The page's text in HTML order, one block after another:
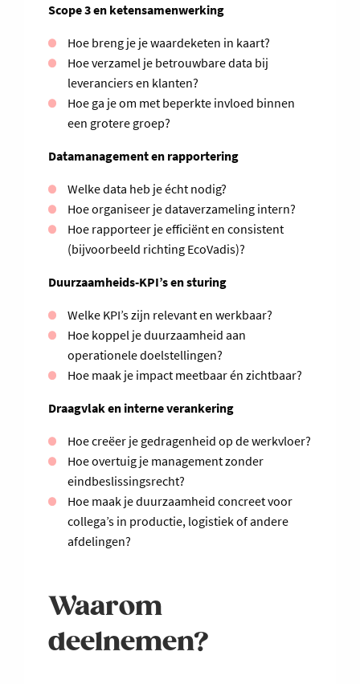
Scope 3 en ketensamenwerking
Hoe breng je je waardeketen in kaart?
Hoe verzamel je betrouwbare data bij
leveranciers en klanten?
Hoe ga je om met beperkte invloed binnen
een grotere groep?
Datamanagement en rapportering
Welke data heb je écht nodig?
Hoe organiseer je dataverzameling intern?
Hoe rapporteer je efficiënt en consistent
(bijvoorbeeld richting EcoVadis)?
Duurzaamheids-KPI’s en sturing
Welke KPI’s zijn relevant en werkbaar?
Hoe koppel je duurzaamheid aan
operationele doelstellingen?
Hoe maak je impact meetbaar én zichtbaar?
Draagvlak en interne verankering
Hoe creëer je gedragenheid op de werkvloer?
Hoe overtuig je management zonder
eindbeslissingsrecht?
Hoe maak je duurzaamheid concreet voor
collega’s in productie, logistiek of andere
afdelingen?
Waarom
deelnemen?